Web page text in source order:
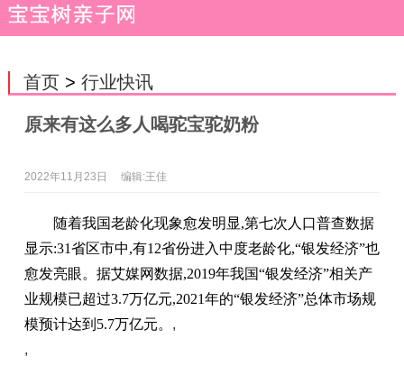
首页> 行业快讯
原来有这么多人喝驼宝驼奶粉
2022年11月23日 编辑:王佳
随着我国老龄化现象愈发明显,第七次人口普查数据
显示:31省区市中,有12省份进入中度老龄化,“银发经济”也
愈发亮眼。据艾媒网数据,2019年我国“银发经济”相关产
业规模已超过3.7万亿元,2021年的“银发经济”总体市场规
模预计达到5.7万亿元。 ,
,